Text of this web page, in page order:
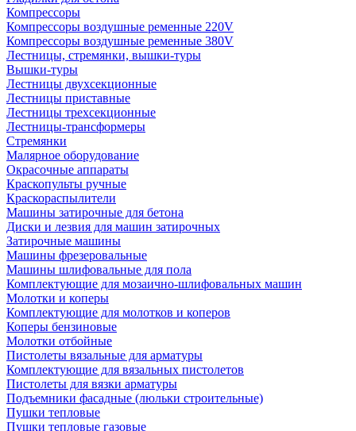
Компрессоры
Компрессоры воздушные ременные 220V
Компрессоры воздушные ременные 380V
Лестницы, стремянки, вышки-туры
Вышки-туры
Лестницы двухсекционные
Лестницы приставные
Лестницы трехсекционные
Лестницы-трансформеры
Стремянки
Малярное оборудование
Окрасочные аппараты
Краскопульты ручные
Краскораспылители
Машины затирочные для бетона
Диски и лезвия для машин затирочных
Затирочные машины
Машины фрезеровальные
Машины шлифовальные для пола
Комплектующие для мозаично-шлифовальных машин
Молотки и коперы
Комплектующие для молотков и коперов
Коперы бензиновые
Молотки отбойные
Пистолеты вязальные для арматуры
Комплектующие для вязальных пистолетов
Пистолеты для вязки арматуры
Подъемники фасадные (люльки строительные)
Пушки тепловые
Пушки тепловые газовые